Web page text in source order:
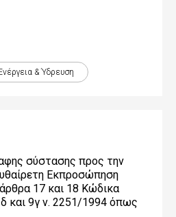
& Ύδρευση
σύστασης προς την
Εκπροσώπηση
17 και 18 Κώδικα
και 9γ ν. 2251/1994 όπως